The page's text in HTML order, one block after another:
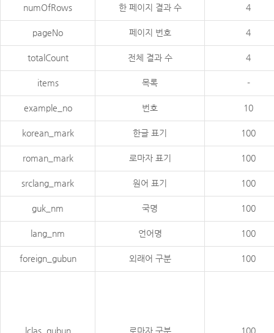
numOfRows 한 페이지 결과 수 4
pageNo 페이지 번호 4
totalCount 전체 결과 수 4
items 목록 -
example_no 번호 10
korean_mark 한글 표기 100
roman_mark 로마자 표기 100
srclang_mark 원어 표기 100
guk_nm 국명 100
lang_nm 언어명 100
foreign_gubun 외래어 구분 100
lclas_gubun 로마자 구분 100